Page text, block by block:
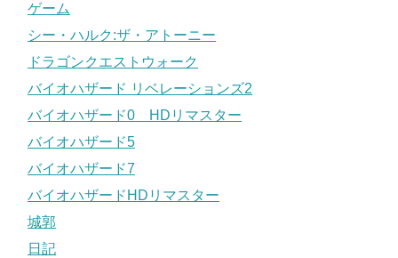
ゲーム
シー・ハルク:ザ・アトーニー
ドラゴンクエストウォーク
バイオハザード リベレーションズ2
バイオハザード0 HDリマスター
バイオハザード5
バイオハザード7
バイオハザードHDリマスター
城郭
日記